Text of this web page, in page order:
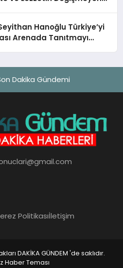
Hanoğlu Türkiye’yi
Arenada Tanıtmayı
Dakika Gündemi
Politikasıİletişim
DAKİKA GÜNDEM 'de saklıdır.
Haber Teması